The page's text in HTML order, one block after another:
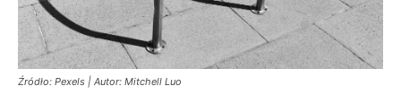
Źródło: Pexels | Autor: Mitchell Luo